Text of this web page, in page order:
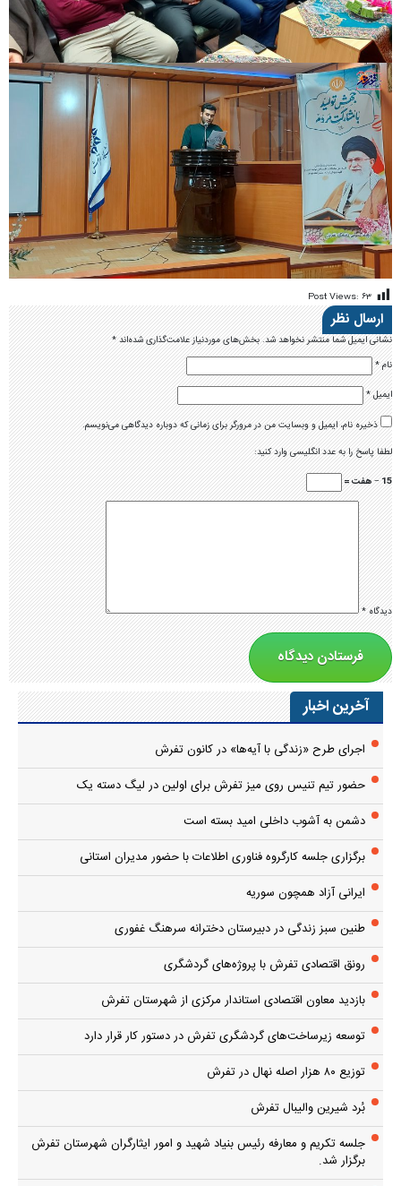
Post Views: ۶۳
ارسال نظر
نشانی ایمیل شما منتشر نخواهد شد.بخش‌های موردنیاز علامت‌گذاری شده‌اند*
نام*
ایمیل*
ذخیره نام، ایمیل و وبسایت من در مرورگر برای زمانی که دوباره دیدگاهی می‌نویسم.
لطفا پاسخ را به عدد انگلیسی وارد کنید:
15 − هفت =
دیدگاه*
آخرین اخبار
اجرای طرح «زندگی با آیه‌ها» در کانون تفرش
حضور تیم تنیس روی میز تفرش برای اولین در لیگ دسته یک
دشمن به آشوب داخلی امید بسته است
برگزاری جلسه کارگروه فناوری اطلاعات با حضور مدیران استانی
ایرانی آزاد همچون سوریه
طنین سبز زندگی در دبیرستان دخترانه سرهنگ غفوری
رونق اقتصادی تفرش با پروژه‌های گردشگری
بازدید معاون اقتصادی استاندار مرکزی از شهرستان تفرش
توسعه زیرساخت‌های گردشگری تفرش در دستور کار قرار دارد
توزیع ۸۰ هزار اصله نهال در تفرش
بُرد شیرین والیبال تفرش
جلسه تکریم و معارفه رئیس بنیاد شهید و امور ایثارگران شهرستان تفرش
برگزار شد.